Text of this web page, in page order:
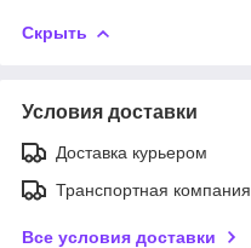
Скрыть
Условия доставки
Доставка курьером
Транспортная компания
Все условия доставки